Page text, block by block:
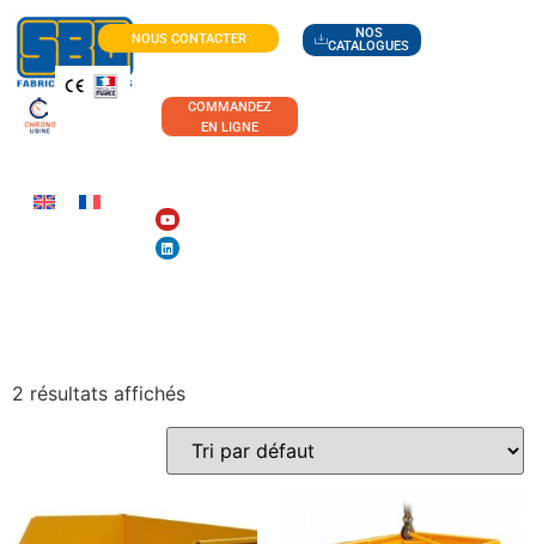
NOUS CONTACTER
NOS
CATALOGUES
COMMANDEZ
EN LIGNE
2 résultats affichés